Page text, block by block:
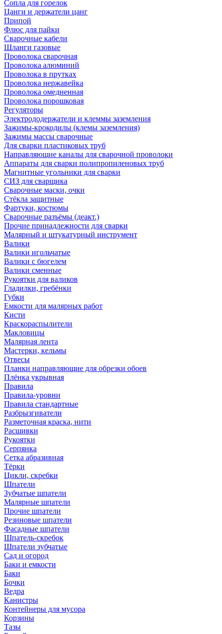
Сопла для горелок
Цанги и держатели цанг
Припой
Флюс для пайки
Сварочные кабели
Шланги газовые
Проволока сварочная
Проволока алюминий
Проволока в прутках
Проволока нержавейка
Проволока омедненная
Проволока порошковая
Регуляторы
Электрододержатели и клеммы заземления
Зажимы-крокодилы (клемы заземления)
Зажимы массы сварочные
Для сварки пластиковых труб
Направляющие каналы для сварочной проволоки
Аппараты для сварки полипропиленовых труб
Магнитные угольники для сварки
СИЗ для сварщика
Сварочные маски, очки
Стёкла защитные
Фартуки, костюмы
Сварочные разъёмы (деакт.)
Прочие принадлежности для сварки
Малярный и штукатурный инструмент
Валики
Валики игольчатые
Валики с бюгелем
Валики сменные
Рукоятки для валиков
Гладилки, гребёнки
Губки
Емкости для малярных работ
Кисти
Краскораспылители
Макловицы
Малярная лента
Мастерки, кельмы
Отвесы
Планки направляющие для обрезки обоев
Плёнка укрывная
Правила
Правила-уровни
Правила стандартные
Разбрызгиватели
Разметочная краска, нити
Расшивки
Рукоятки
Серпянка
Сетка абразивная
Тёрки
Цикли, скребки
Шпатели
Зубчатые шпатели
Малярные шпатели
Прочие шпатели
Резиновые шпатели
Фасадные шпатели
Шпатель-скребок
Шпатели зубчатые
Сад и огород
Баки и емкости
Баки
Бочки
Ведра
Канистры
Контейнеры для мусора
Корзины
Тазы